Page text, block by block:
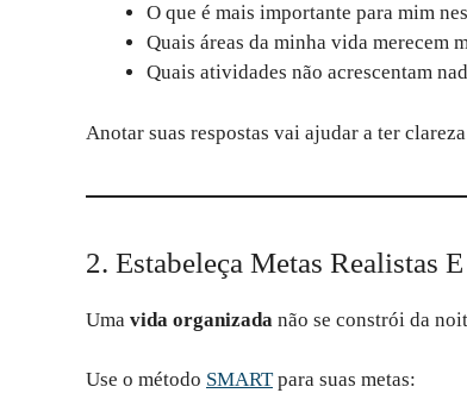
O que é mais importante para mim
Quais áreas da minha vida merecem
Quais atividades não acrescentam
Anotar suas respostas vai ajudar a ter
2. Estabeleça Metas Realistas
Uma vida organizada não se constrói da
Use o método SMARTpara suas metas: